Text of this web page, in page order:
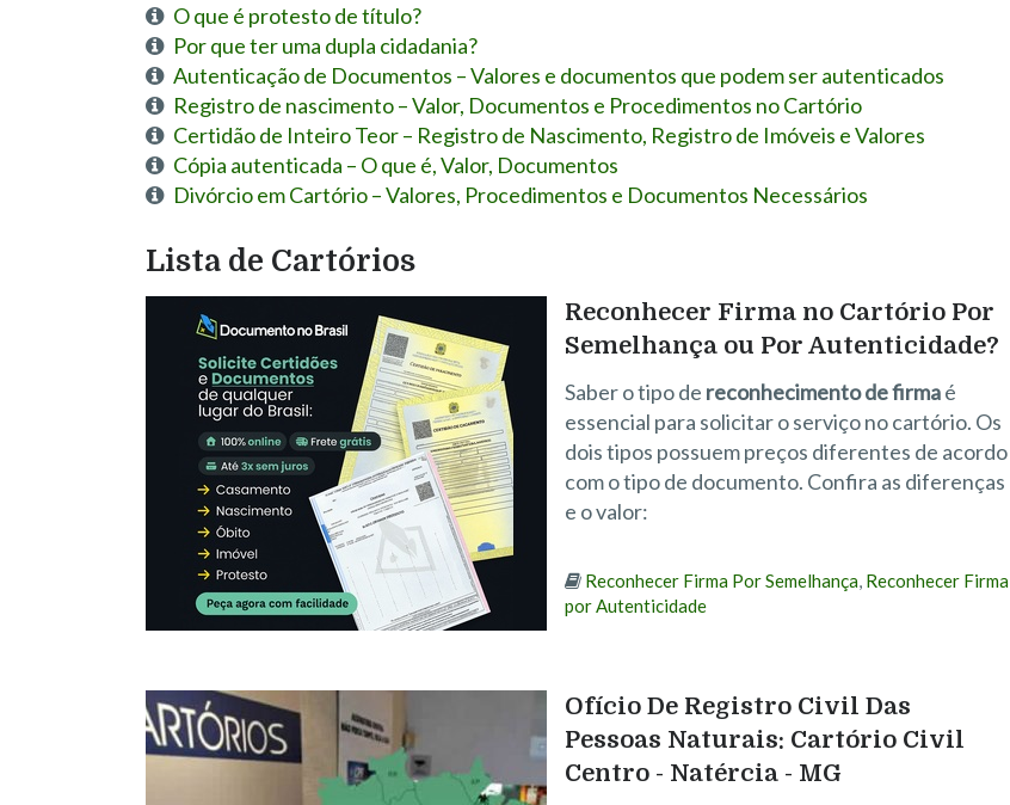
O que é protesto de título?
Por que ter uma dupla cidadania?
Autenticação de Documentos – Valores e documentos que podem ser autenticados
Registro de nascimento – Valor, Documentos e Procedimentos no Cartório
Certidão de Inteiro Teor – Registro de Nascimento, Registro de Imóveis e Valores
Cópia autenticada – O que é, Valor, Documentos
Divórcio em Cartório – Valores, Procedimentos e Documentos Necessários
Lista de Cartórios
Reconhecer Firma no Cartório Por
Semelhança ou Por Autenticidade?
Saber o tipo de reconhecimento de firmaé
essencial para solicitar o serviço no cartório. Os
dois tipos possuem preços diferentes de acordo
com o tipo de documento. Confira as diferenças
e o valor:
Reconhecer Firma Por Semelhança, Reconhecer Firma
por Autenticidade
Ofício De Registro Civil Das
Pessoas Naturais: Cartório Civil
Centro - Natércia - MG